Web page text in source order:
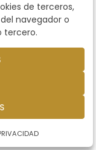
e-mail a
la
de terceros,
navegador o
tercero.